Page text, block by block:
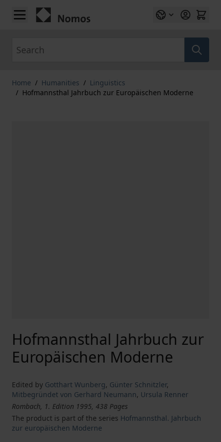
Skip to Content
Home / Humanities / Linguistics
/ Hofmannsthal Jahrbuch zur Europäischen Moderne
Hofmannsthal Jahrbuch zur
Europäischen Moderne
Edited by Gotthart Wunberg, Günter Schnitzler,
Mitbegründet von Gerhard Neumann, Ursula Renner
Rombach, 1. Edition 1995, 438 Pages
The product is part of the series Hofmannsthal. Jahrbuch
zur europäischen Moderne